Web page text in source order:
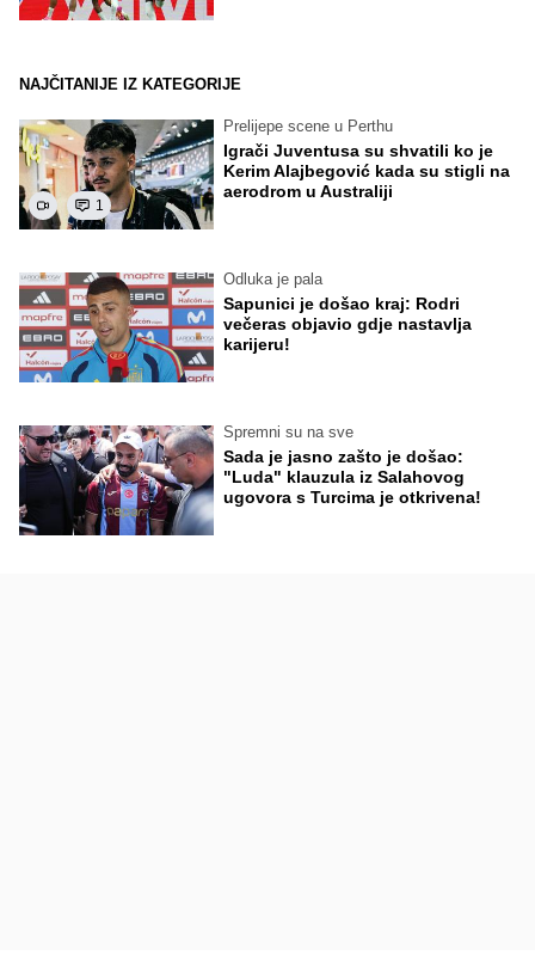
NAJČITANIJE IZ KATEGORIJE
1
Prelijepe scene u Perthu
Igrači Juventusa su shvatili ko je
Kerim Alajbegović kada su stigli na
aerodrom u Australiji
Odluka je pala
Sapunici je došao kraj: Rodri
večeras objavio gdje nastavlja
karijeru!
Spremni su na sve
Sada je jasno zašto je došao:
"Luda" klauzula iz Salahovog
ugovora s Turcima je otkrivena!